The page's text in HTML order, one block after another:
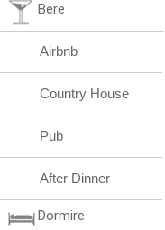
Bere
Airbnb
Country House
Pub
After Dinner
Dormire